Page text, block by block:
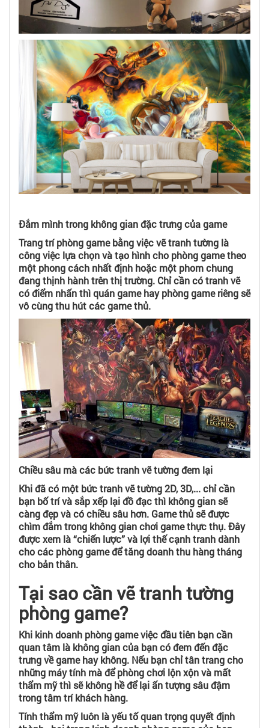
Đắm mình trong không gian đặc trưng của game
Trang trí phòng game bằng việc vẽ tranh tường là
công việc lựa chọn và tạo hình cho phòng game theo
một phong cách nhất định hoặc một phom chung
đang thịnh hành trên thị trường. Chỉ cần có tranh vẽ
có điểm nhấn thì quán game hay phòng game riêng sẽ
vô cùng thu hút các game thủ.
Chiều sâu mà các bức tranh vẽ tường đem lại
Khi đã có một bức tranh vẽ tường 2D, 3D,... chỉ cần
bạn bố trí và sắp xếp lại đồ đạc thì không gian sẽ
càng đẹp và có chiều sâu hơn. Game thủ sẽ được
chìm đắm trong không gian chơi game thực thụ. Đây
được xem là “chiến lược” và lợi thế cạnh tranh dành
cho các phòng game để tăng doanh thu hàng tháng
cho bản thân.
Tại sao cần vẽ tranh tường
phòng game?
Khi kinh doanh phòng game việc đầu tiên bạn cần
quan tâm là không gian của bạn có đem đến đặc
trưng về game hay không. Nếu bạn chỉ tân trang cho
những máy tính mà để phòng chơi lộn xộn và mất
thẩm mỹ thì sẽ không hề để lại ấn tượng sâu đậm
trong tâm trí khách hàng.
Tính thẩm mỹ luôn là yếu tố quan trọng quyết định